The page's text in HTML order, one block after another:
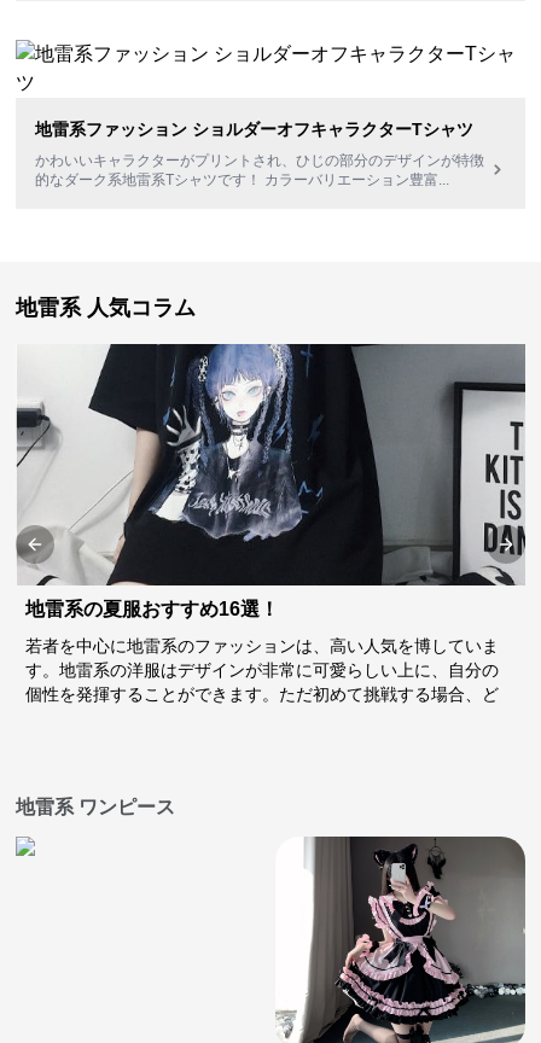
地雷系ファッション ショルダーオフキャラクターTシャツ
かわいいキャラクターがプリントされ、ひじの部分のデザインが特徴
的なダーク系地雷系Tシャツです！ カラーバリエーション豊富...
地雷系 人気コラム
地雷系の夏服おすすめ16選！
若者を中心に地雷系のファッションは、高い人気を博していま
す。地雷系の洋服はデザインが非常に可愛らしい上に、自分の
個性を発揮することができます。ただ初めて挑戦する場合、ど
Previous slide
地雷系 ワンピース